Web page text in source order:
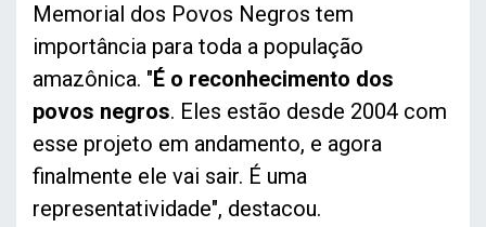
Memorial dos Povos Negros tem
importância para toda a população
amazônica. "É o reconhecimento dos
povos negros. Eles estão desde 2004 com
esse projeto em andamento, e agora
finalmente ele vai sair. É uma
representatividade", destacou.